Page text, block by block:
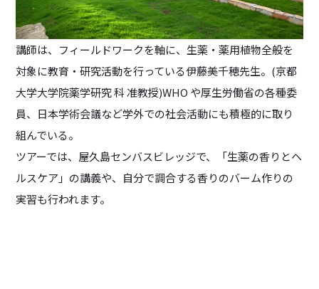
講師は、フィールドワークを軸に、生薬・薬用植物全般を
対象に教育・研究活動を行っている伊藤美千穂先生。(京都
大学大学院薬学研究 科 准教授)WHO や厚生労働省の各種委
員、日本学術会議など学外での社会活動にも積極的に取り
組んでいる。
ツアーでは、屋久島センバスビレッジで、「生薬の香りとヘ
ルスケア」の講義や、自分で調合する香りのバーム作りの
実習も行われます。